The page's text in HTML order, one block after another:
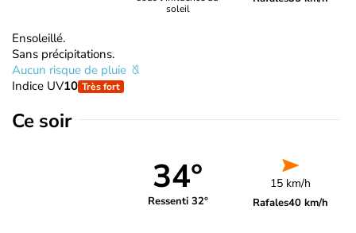
soleil
Ensoleillé.
Sans précipitations.
Aucun risque de pluie
Indice UV10 Très fort
Ce soir
34°
Ressenti 32°
15 km/h
Rafales40 km/h